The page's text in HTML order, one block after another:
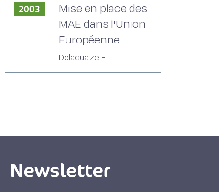
2003
Mise en place des
MAE dans l'Union
Européenne
Delaquaize F.
Newsletter